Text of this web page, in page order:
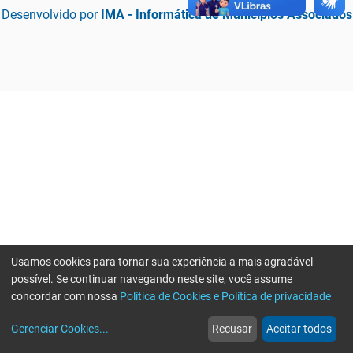
Desenvolvido por IMA - Informática de Municípios Associados
web
Notícias
more_horiz
Mais
Usamos cookies para tornar sua experiência a mais agradável
possível. Se continuar navegando neste site, você assume
concordar com nossa Política de Cookies e Política de privacidade
Gerenciar Cookies... Recusar Aceitar todos
Erro ao enviar informações, por favor tente novamente